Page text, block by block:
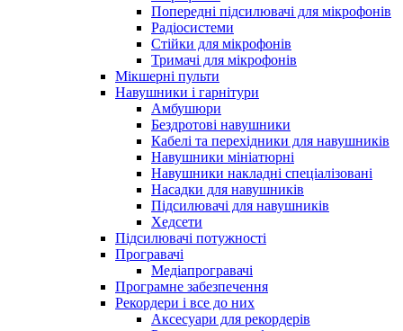
Попередні підсилювачі для мікрофонів
Радіосистеми
Стійки для мікрофонів
Тримачі для мікрофонів
Мікшерні пульти
Навушники і гарнітури
Амбушюри
Бездротові навушники
Кабелі та перехідники для навушників
Навушники мініатюрні
Навушники накладні спеціалізовані
Насадки для навушників
Підсилювачі для навушників
Хедсети
Підсилювачі потужності
Програвачі
Медіапрогравачі
Програмне забезпечення
Рекордери і все до них
Аксесуари для рекордерів